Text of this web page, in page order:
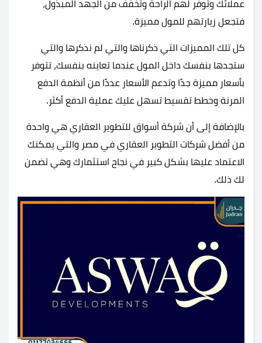
عملائك وتوفر لهم الراحة وتخفف من الجهد المبذول،
فتجعل زيارتهم للمول مميزة.
كل تلك المميزات التي ذكرناها والتي لم نذكرها والتي
ستجدها بنفسك داخل المول عندما تعاينه بنفسك، تتوفر
بأسعار مميزة جدًا وتدعم الأسعار عددًا من أنظمة الدفع
المرنة وخطط تقسيط تسهل عليك عملية الدفع أكثر.
بالإضافة إلى أن شركة أسواق للتطوير العقاري هي واحدة
من أفضل شركات التطوير العقاري في مصر والتي يمكنك
الاعتماد عليها بشكل كبير في نجاح استثمارك وهي تضمن
لك ذلك.